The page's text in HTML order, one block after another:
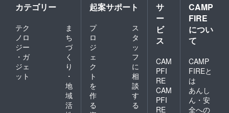
カテゴリー
テク
ノロ
ジー
・ガ
ジェ
ット
ま
ち
づ
く
り
・
地
域
活
起案サポート
プ
ロ
ジ
ェ
ク
ト
を
作
る
ス
タ
ッ
フ
に
相
談
す
る
サ
ー
ビ
ス
CAM
PFI
RE
CAM
PFI
RE
CAMP
FIRE
につい
て
CAMP
FIREと
は
あんし
ん・安
全への